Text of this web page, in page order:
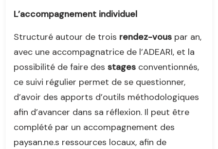
L’accompagnement individuel
Structuré autour de trois rendez-vous par an,
avec une accompagnatrice de l’ADEARI, et la
possibilité de faire des stages conventionnés,
ce suivi régulier permet de se questionner,
d’avoir des apports d’outils méthodologiques
afin d’avancer dans sa réflexion. Il peut être
complété par un accompagnement des
paysan.ne.s ressources locaux, afin de